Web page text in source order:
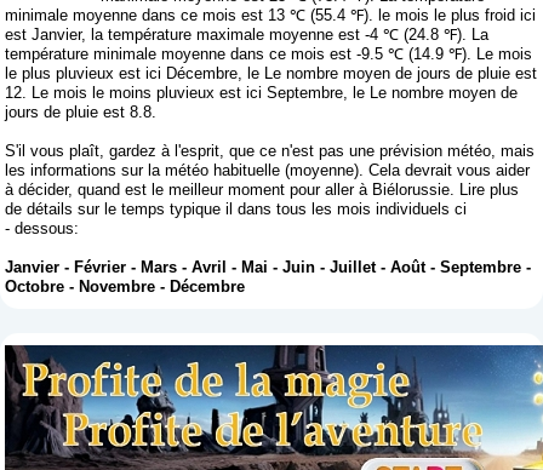
minimale moyenne dans ce mois est 13 ℃ (55.4 ℉). le mois le plus froid ici
est Janvier, la température maximale moyenne est -4 ℃ (24.8 ℉). La
température minimale moyenne dans ce mois est -9.5 ℃ (14.9 ℉). Le mois
le plus pluvieux est ici Décembre, le Le nombre moyen de jours de pluie est
12. Le mois le moins pluvieux est ici Septembre, le Le nombre moyen de
jours de pluie est 8.8.
S'il vous plaît, gardez à l'esprit, que ce n'est pas une prévision météo, mais
les informations sur la météo habituelle (moyenne). Cela devrait vous aider
à décider, quand est le meilleur moment pour aller à Biélorussie. Lire plus
de détails sur le temps typique il dans tous les mois individuels ci
- dessous:
Janvier -Février -Mars -Avril -Mai -Juin -Juillet-Août-Septembre -
Octobre -Novembre -Décembre